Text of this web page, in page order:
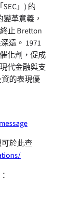
」) 的
革意義，
止 Bretton
遠。 1971
化劑，促成
代金融與支
的表現優
於此查